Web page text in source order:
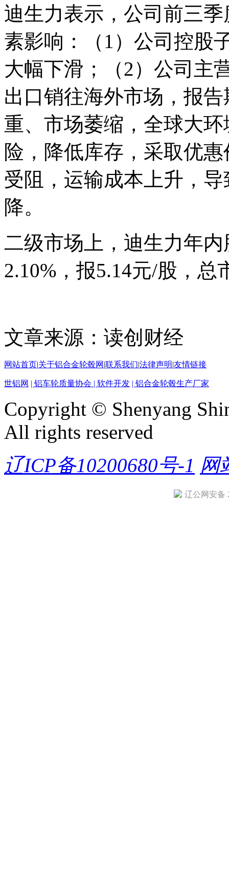
迪生力表示，公司前三
素影响：（1）公司控股
大幅下滑；（2）公司主
出口销往海外市场，报
重、市场萎缩，全球大
险，降低库存，采取优
受阻，运输成本上升，
降。
二级市场上，迪生力年
2.10%，报5.14元/股，总
文章来源：读创财经
网站首页|关于铝合金轮毂网 |联系我们|法律声明|友情链接
世铝网 | 铝车轮质量协会 | 软件开发 | 铝合金轮毂生产厂家
Copyright © Shenyang
All rights reserved
辽ICP备10200680号-1 网
辽公网安备